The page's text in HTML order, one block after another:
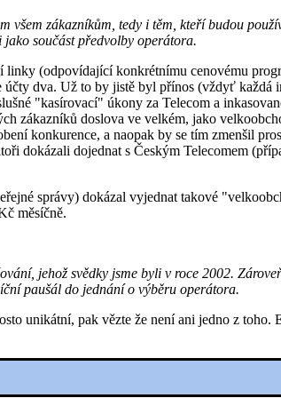
všem zákazníkům, tedy i těm, kteří budou
součást předvolby operátora.
(odpovídající konkrétnímu cenovému
dva. Už to by jistě byl přínos (vždyť
"kasírovací" úkony za Telecom a
zákazníků doslova ve velkém, jako
konkurence, a naopak by se tím zmenšil
dokázali dojednat s Českým Telecomem
správy) dokázal vyjednat takové
měsíčně.
jehož svědky jsme byli v roce 2002.
paušál do jednání o výběru operátora.
unikátní, pak vězte že není ani jedno z